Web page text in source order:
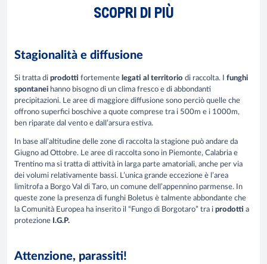
SCOPRI DI PIÙ
Stagionalità e diffusione
Si tratta di prodotti fortemente legati al territorio di raccolta. I funghi
spontanei hanno bisogno di un clima fresco e di abbondanti
precipitazioni. Le aree di maggiore diffusione sono perciò quelle che
offrono superfici boschive a quote comprese tra i 500m e i 1000m,
ben riparate dal vento e dall’arsura estiva.
In base all’altitudine delle zone di raccolta la stagione può andare da
Giugno ad Ottobre. Le aree di raccolta sono in Piemonte, Calabria e
Trentino ma si tratta di attività in larga parte amatoriali, anche per via
dei volumi relativamente bassi. L’unica grande eccezione è l’area
limitrofa a Borgo Val di Taro, un comune dell’appennino parmense. In
queste zone la presenza di funghi Boletus è talmente abbondante che
la Comunità Europea ha inserito il “Fungo di Borgotaro” tra i prodotti a
protezione I.G.P.
Attenzione, parassiti!